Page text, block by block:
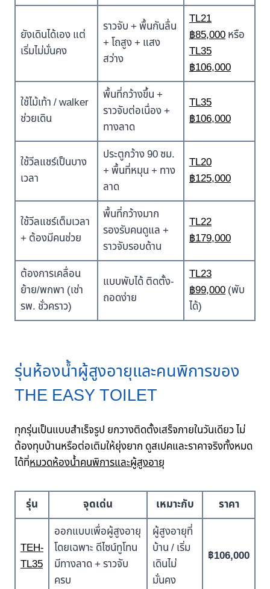
ยังเดินได้เอง แต่
เริ่มไม่มั่นคง
ราวจับ + พื้นกันลื่น
+ โถสูง + แสง
สว่าง
TL21
฿85,000หรือ
TL35
฿106,000
ใช้ไม้เท้า / walker
ช่วยเดิน
พื้นที่กว้างขึ้น +
ราวจับต่อเนื่อง +
ทางลาด
TL35
฿106,000
ใช้วีลแชร์เป็นบาง
เวลา
ประตูกว้าง 90 ซม.
+ พื้นที่หมุน + ทาง
ลาด
TL20
฿125,000
ใช้วีลแชร์เต็มเวลา
+ ต้องมีคนช่วย
พื้นที่กว้างมาก
รองรับคนดูแล +
ราวจับรอบด้าน
TL22
฿179,000
ต้องการเคลื่อน
ย้าย/พกพา (เช่า
รพ. ชั่วคราว)
แบบพับได้ ติดตั้ง-
ถอดง่าย
TL23
฿99,000(พับ
ได้)
รุ่นห้องน้ำผู้สูงอายุและคนพิการของ
THE EASY TOILET
ทุกรุ่นเป็นแบบสำเร็จรูป ยกวางติดตั้งเสร็จภายในวันเดียว ไม่
ต้องทุบบ้านหรือต่อเติมให้ยุ่งยาก ดูสเปคและราคาจริงทั้งหมด
ได้ที่หมวดห้องน้ำคนพิการและผู้สูงอายุ
รุ่น จุดเด่น เหมาะกับ ราคา
TEH-
TL35
ออกแบบเพื่อผู้สูงอายุ
โดยเฉพาะ ดีไซน์ทูโทน
มีทางลาด + ราวจับ
ครบ
ผู้สูงอายุที่
บ้าน / เริ่ม
เดินไม่
มั่นคง
฿106,000